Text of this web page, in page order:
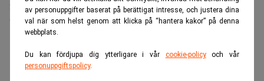
av personuppgifter baserat på berättigat intresse, och justera dina
val när som helst genom att klicka på “hantera kakor” på denna
webbplats.
Du kan fördjupa dig ytterligare i vår cookie-policyoch vår
personuppgiftspolicy.
fasader, något som ofta begränsas av regler för äldre
byggnader.